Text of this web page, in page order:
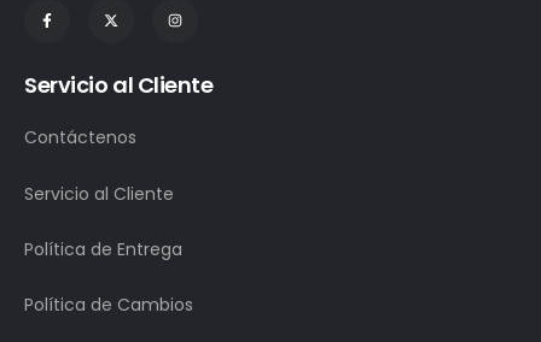
Servicio al Cliente
Contáctenos
Servicio al Cliente
Política de Entrega
Política de Cambios